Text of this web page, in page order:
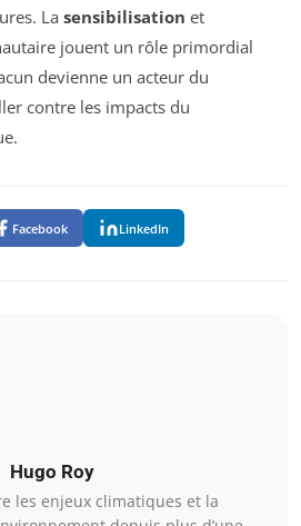
La sensibilisation et
jouent un rôle primordial
devienne un acteur du
contre les impacts du
Facebook LinkedIn
Hugo Roy
les enjeux climatiques et la